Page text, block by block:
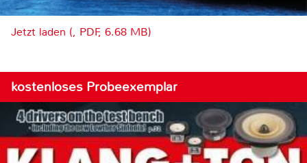
Jetzt laden (, PDF, 6.68 MB)
kostenloses Probeexemplar